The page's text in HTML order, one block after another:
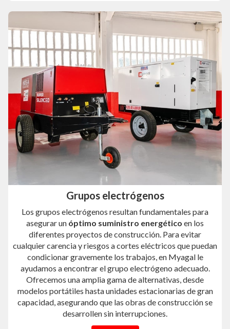
Grupos electrógenos
Los grupos electrógenos resultan fundamentales para
asegurar un óptimo suministro energético en los
diferentes proyectos de construcción. Para evitar
cualquier carencia y riesgos a cortes eléctricos que puedan
condicionar gravemente los trabajos, en Myagal le
ayudamos a encontrar el grupo electrógeno adecuado.
Ofrecemos una amplia gama de alternativas, desde
modelos portátiles hasta unidades estacionarias de gran
capacidad, asegurando que las obras de construcción se
desarrollen sin interrupciones.